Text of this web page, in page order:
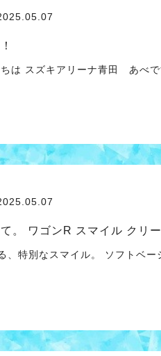
スズキアリーナ青田 あべ
。 ワゴンR スマイル クリー
、特別なスマイル。 ソフトベ